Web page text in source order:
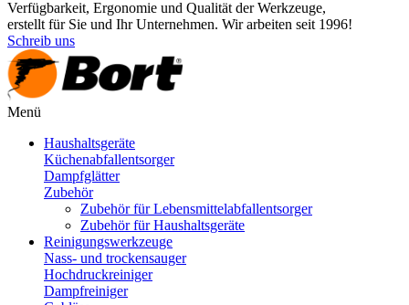
Verfügbarkeit, Ergonomie und Qualität der Werkzeuge,
erstellt für Sie und Ihr Unternehmen. Wir arbeiten seit 1996!
Schreib uns
Menü
Haushaltsgeräte
Küchenabfallentsorger
Dampfglätter
Zubehör
Zubehör für Lebensmittelabfallentsorger
Zubehör für Haushaltsgeräte
Reinigungswerkzeuge
Nass- und trockensauger
Hochdruckreiniger
Dampfreiniger